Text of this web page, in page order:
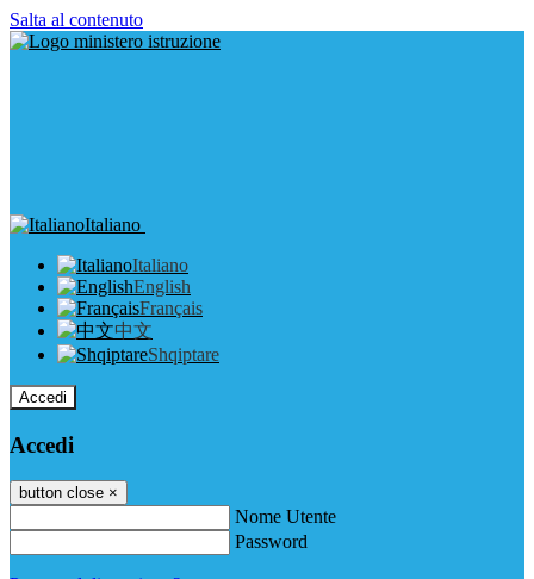
Salta al contenuto
Italiano
Italiano
English
Français
中文
Shqiptare
Accedi
Accedi
button close ×
Nome Utente
Password